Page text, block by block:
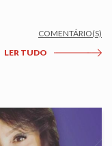
COMENTÁRIO(S)
LER TUDO